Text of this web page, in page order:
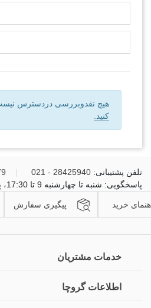
هیچ نقدوبررسی دردسترس
کنید.
تلفن پشتیبانی: 28425940 - 021
پاسخگویی: شنبه تا چهارشنبه 9 تا 17:30، پنجشنبه 9 تا 14:30
خرید پیگیری سفارش
خدمات مشتریان
اطلاعات گروچا